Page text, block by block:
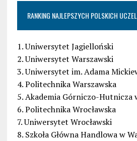
RANKING NAJLEPSZYCH POLSKICH
1. Uniwersytet Jagielloński
2. Uniwersytet Warszawski
3. Uniwersytet im. Adama
4. Politechnika Warszawska
5. Akademia Górniczo-Hutnicza
6. Politechnika Wrocławska
7. Uniwersytet Wrocławski
8. Szkoła Główna Handlowa w